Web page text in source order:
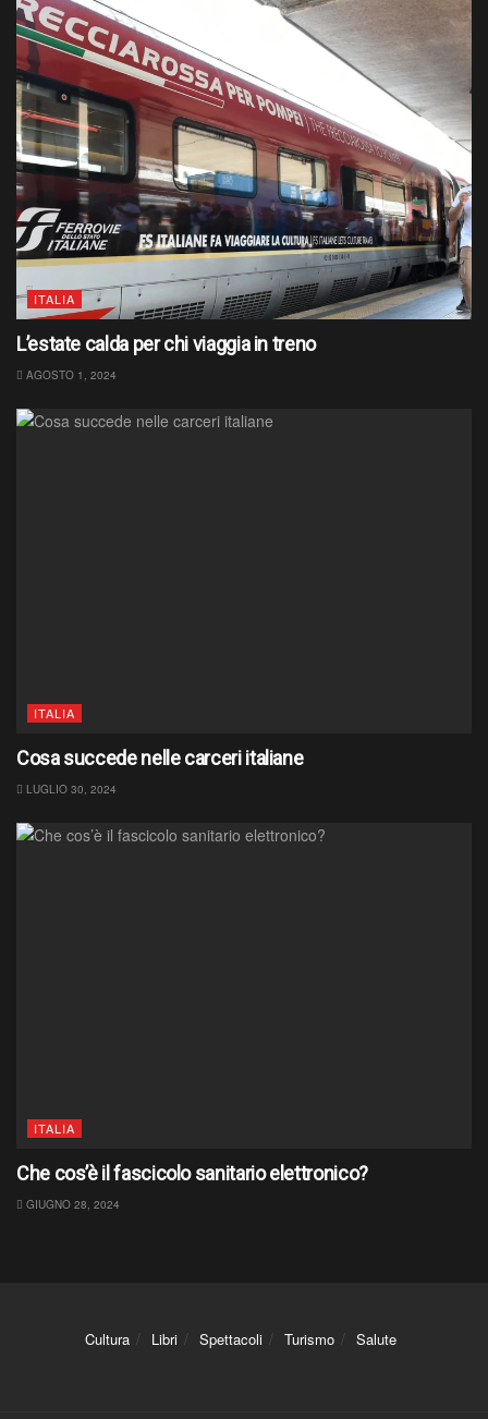
ITALIA
L’estate calda per chi viaggia in treno
AGOSTO 1, 2024
ITALIA
Cosa succede nelle carceri italiane
LUGLIO 30, 2024
ITALIA
Che cos’è il fascicolo sanitario elettronico?
GIUGNO 28, 2024
Cultura Libri Spettacoli Turismo Salute